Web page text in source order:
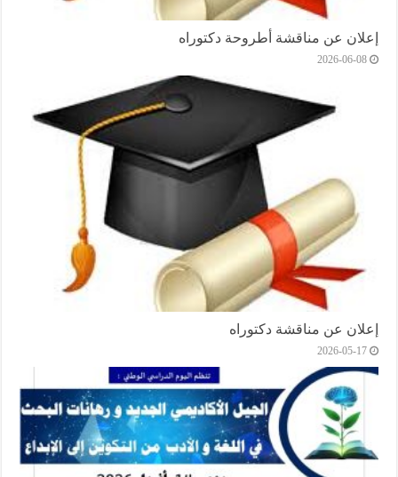
إعلان عن مناقشة أطروحة دكتوراه
2026-06-08
إعلان عن مناقشة دكتوراه
2026-05-17